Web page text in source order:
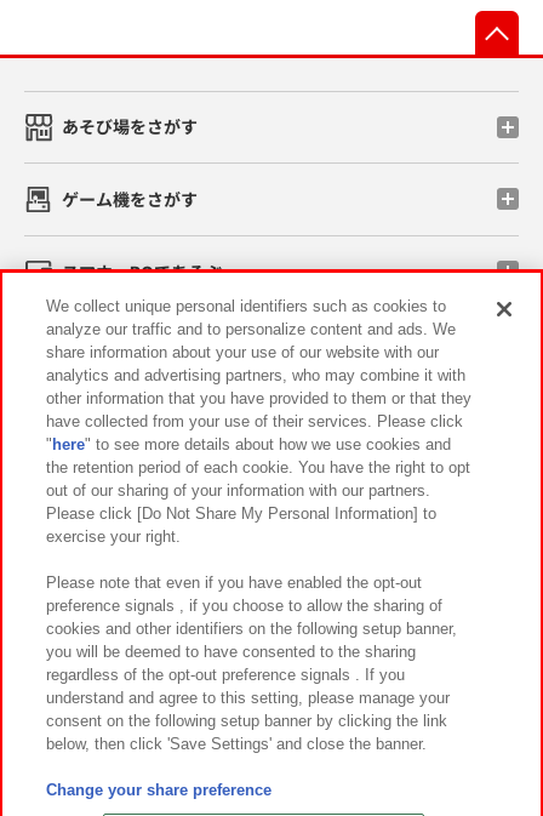
あそび場をさがす
ゲーム機をさがす
スマホ・PCであそぶ
イベント・キャンペーン
関連会社 サステナビリティ サイトポリシー
プライバシーポリシー ウェブアクセシビリティ方針と検証結果
お取引先さまとともに
カスタマーハラスメント対応方針 よくあるご質問・お問い合わせ
©Bandai Namco Amusement Inc.
©Bandai Namco Amusement Lab Inc.
We collect unique personal identifiers such as cookies to
analyze our traffic and to personalize content and ads. We
share information about your use of our website with our
analytics and advertising partners, who may combine it with
other information that you have provided to them or that they
have collected from your use of their services. Please click
" here" to see more details about how we use cookies and
the retention period of each cookie. You have the right to opt
out of our sharing of your information with our partners.
Please click [Do Not Share My Personal Information] to
exercise your right.
Please note that even if you have enabled the opt-out
preference signals , if you choose to allow the sharing of
cookies and other identifiers on the following setup banner,
you will be deemed to have consented to the sharing
regardless of the opt-out preference signals . If you
understand and agree to this setting, please manage your
consent on the following setup banner by clicking the link
below, then click 'Save Settings' and close the banner.
Change your share preference